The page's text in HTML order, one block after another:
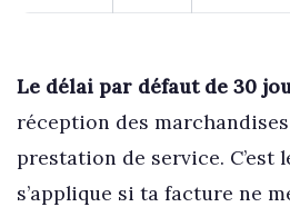
Le délai par défaut de 30
réception des
prestation de service. C’est
s’applique si ta facture ne